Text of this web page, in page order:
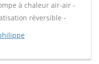
à chaleur air-air -
réversible -